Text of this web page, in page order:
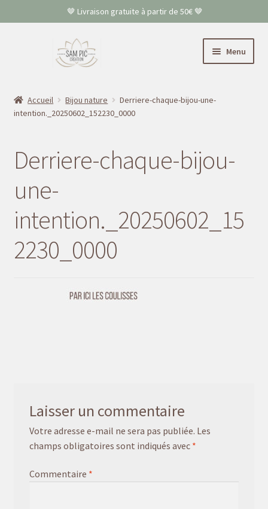
🤎 Livraison gratuite à partir de 50€ 🤎
Menu
Colliers
FAQ
Contact
Accueil Bijou nature
Derriere-chaque-bijou-une-
intention._20250602_152230_0000
Derriere-chaque-bijou-
une-
intention._20250602_15
2230_0000
Laisser un commentaire
Votre adresse e-mail ne sera pas publiée. Les
champs obligatoires sont indiqués avec *
Commentaire *